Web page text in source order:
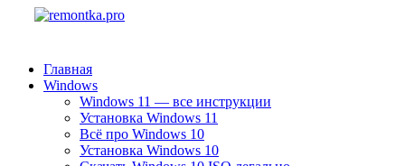
Главная
Windows
Windows 11 — все инструкции
Установка Windows 11
Всё про Windows 10
Установка Windows 10